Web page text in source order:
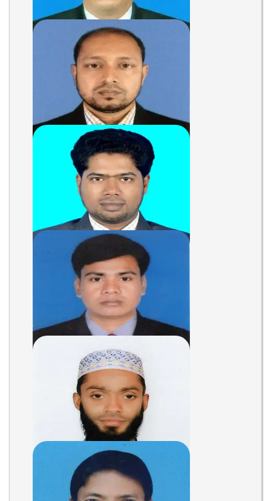
MD. AMIRUL ISLAM
Assistant Teacher
Teacher
SONJOY KUMAR
Assistant Teacher
Teacher
MD. MAHBUBUR RAHMAN
Assistant Teacher
Teacher
MD. JAHURUL ISLAM
Assistant Teacher
Teacher
RAKIB RAYHAN
Assistant Teacher